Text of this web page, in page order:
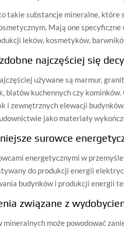
takie substancje mineralne, które
Mają one
leków, kosmetyków,
najczęściej się
używane są marmur,
blatów kuchennych czy
i zewnętrznych elewacji
jako materiały
surowce
energetycznymi w
do produkcji energii
budynków i produkcji energii
związane z
może powodować